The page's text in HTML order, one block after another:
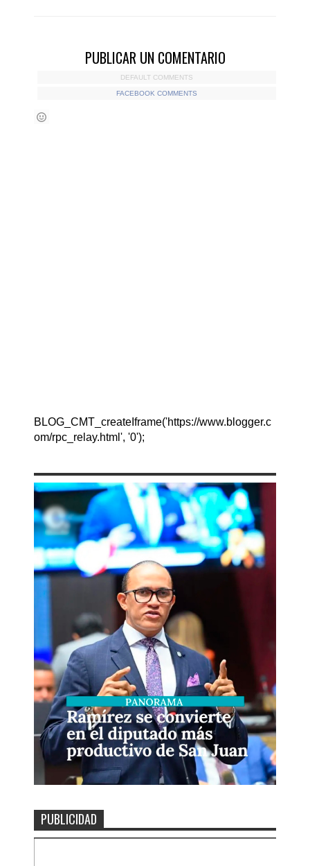
PUBLICAR UN COMENTARIO
DEFAULT COMMENTS
FACEBOOK COMMENTS
BLOG_CMT_createIframe('https://www.blogger.c
om/rpc_relay.html', '0');
PUBLICIDAD